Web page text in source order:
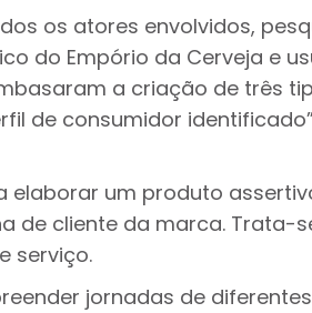
os atores envolvidos,
do Empório da Cerveja e
a criação de três
de consumidor
um produto
de cliente da marca. Trata-
serviço.
jornadas de